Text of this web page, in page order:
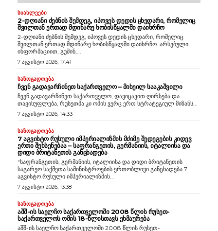
ᲡᲘᲐᲮᲚᲔᲔᲑᲘ
2-ᲓᲦᲘᲐᲜᲘ ᲫᲔᲑᲜᲘᲡ ᲨᲔᲛᲓᲔᲒ, ᲘᲞᲝᲕᲔᲡ ᲓᲔᲓᲘᲡ ᲪᲮᲔᲓᲐᲠᲘ, ᲠᲝᲛᲔᲚᲘᲪ
ᲨᲕᲘᲚᲗᲐᲜ ᲔᲠᲗᲐᲓ ᲛᲓᲘᲜᲐᲠᲔ ᲮᲝᲑᲘᲡᲬᲧᲐᲚᲨᲘ ᲓᲐᲘᲮᲠᲩᲝ
2-დღიანი ძებნის შემდეგ, იპოვეს დედის ცხედარი, რომელიც
შვილთან ერთად მდინარე ხობისწყალში დაიხრჩო. არსებული
ინფორმაციით, გუშინ,...
7 აგვისტო 2026, 17:41
ᲡᲐᲖᲝᲒᲐᲓᲝᲔᲑᲐ
ᲩᲕᲔᲜ ᲒᲐᲓᲐᲕᲐᲠᲩᲘᲜᲔᲗ ᲡᲐᲥᲐᲠᲗᲕᲔᲚᲝ – ᲛᲘᲮᲔᲘᲚ ᲡᲐᲐᲙᲐᲨᲕᲘᲚᲘ
ჩვენ გადავარჩინეთ საქართველო, დავიცავით ღირსება და
თავისუფლება, რუსეთმა კი ომის ვერც ერთ სტრატეგიულ მიზანს...
7 აგვისტო 2026, 14:33
ᲡᲐᲖᲝᲒᲐᲓᲝᲔᲑᲐ
7 ᲐᲒᲕᲘᲡᲢᲝ ᲠᲣᲡᲣᲚᲘ ᲘᲛᲞᲔᲠᲘᲐᲚᲘᲖᲛᲘᲡ ᲛᲫᲘᲛᲔ ᲨᲔᲓᲔᲒᲔᲑᲘᲡ ᲙᲘᲓᲔᲕ
ᲔᲠᲗᲘ ᲨᲔᲮᲡᲔᲜᲔᲑᲐᲐ – ᲡᲐᲤᲠᲐᲜᲒᲔᲗᲘᲡ, ᲒᲔᲠᲛᲐᲜᲘᲘᲡ, ᲘᲢᲐᲚᲘᲘᲡᲐ ᲓᲐ
ᲓᲘᲓᲘ ᲑᲠᲘᲢᲐᲜᲔᲗᲘᲡ ᲒᲐᲜᲪᲮᲐᲓᲔᲑᲐ
“საფრანგეთის, გერმანიის, იტალიისა და დიდი ბრიტანეთის
საგარეო საქმეთა სამინისტროების ერთობლივი განცხადება 7
აგვისტო რუსული იმპერიალიზმის...
7 აგვისტო 2026, 13:38
ᲡᲐᲖᲝᲒᲐᲓᲝᲔᲑᲐ
ᲐᲨᲨ-ᲘᲡ ᲡᲐᲔᲚᲩᲝ ᲡᲐᲥᲐᲠᲗᲕᲔᲚᲝᲨᲘ 2008 ᲬᲚᲘᲡ ᲠᲣᲡᲔᲗ-
ᲡᲐᲥᲐᲠᲗᲕᲔᲚᲝᲡ ᲝᲛᲘᲡ 18-ᲬᲚᲘᲡᲗᲐᲕᲡ ᲔᲮᲛᲐᲣᲠᲔᲑᲐ
აშშ-ის საელჩო საქართველოში 2008 წლის რუსეთ-